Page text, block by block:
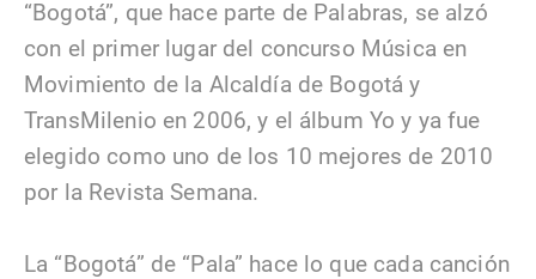
“Bogotá”, que hace parte de Palabras, se alzó
con el primer lugar del concurso Música en
Movimiento de la Alcaldía de Bogotá y
TransMilenio en 2006, y el álbum Yo y ya fue
elegido como uno de los 10 mejores de 2010
por la Revista Semana.
La “Bogotá” de “Pala” hace lo que cada canción